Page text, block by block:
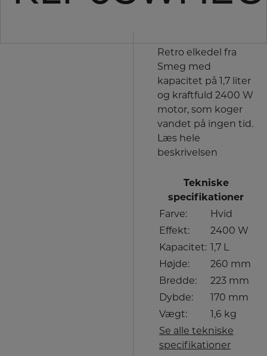
Retro elkedel fra
Smeg med
kapacitet på 1,7 liter
og kraftfuld 2400 W
motor, som koger
vandet på ingen tid.
Læs hele
beskrivelsen
Tekniske
specifikationer
Farve:
Hvid
Effekt:
2400 W
Kapacitet: 1,7 L
Højde:
260 mm
Bredde:
223 mm
Dybde:
170 mm
Vægt:
1,6 kg
Se alle tekniske
specifikationer